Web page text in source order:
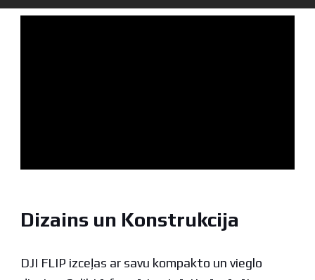
Dizains un Konstrukcija
DJI FLIP izceļas ar savu kompakto un vieglo